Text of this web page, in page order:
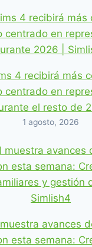
4 recibirá más
centrado en
el resto de
1 agosto, 2026
avances
esta semana: